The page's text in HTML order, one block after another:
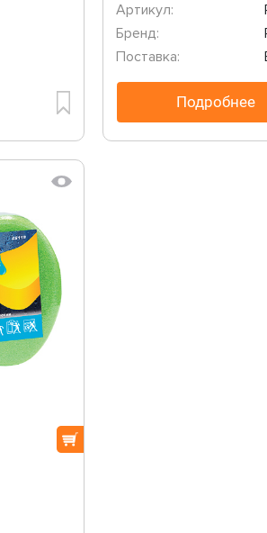
Артикул:
Бренд:
Поставка:
Подробнее